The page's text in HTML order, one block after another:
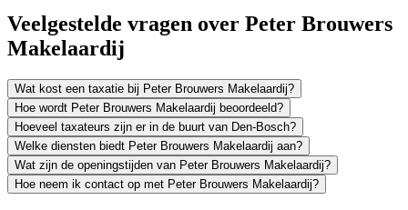
Veelgestelde vragen over Peter Brouwers
Makelaardij
Wat kost een taxatie bij Peter Brouwers Makelaardij?
Hoe wordt Peter Brouwers Makelaardij beoordeeld?
Hoeveel taxateurs zijn er in de buurt van Den-Bosch?
Welke diensten biedt Peter Brouwers Makelaardij aan?
Wat zijn de openingstijden van Peter Brouwers Makelaardij?
Hoe neem ik contact op met Peter Brouwers Makelaardij?